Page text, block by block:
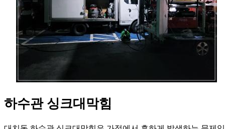
하수관 싱크대막힘